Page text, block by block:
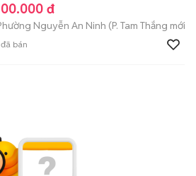
đ
Nguyễn An Ninh (P. Tam Thắng mới)
đã bán